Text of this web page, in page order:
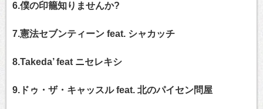
6.僕の印籠知りませんか?
7.憲法セブンティーン feat. シャカッチ
8.Takeda’ feat ニセレキシ
9.ドゥ・ザ・キャッスル feat. 北のパイセン問屋